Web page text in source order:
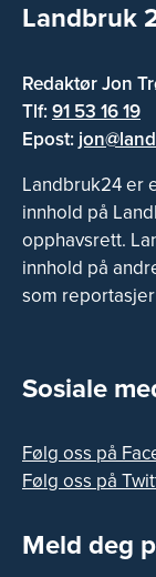
Landbruk
Redaktør Jon
Tlf:91 53 16 19
Epost:
Landbruk24 er
innhold på
opphavsrett.
innhold på
som
Sosiale
Følg oss på
Følg oss på
Meld deg